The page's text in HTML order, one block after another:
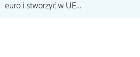
euro i stworzyć w UE…